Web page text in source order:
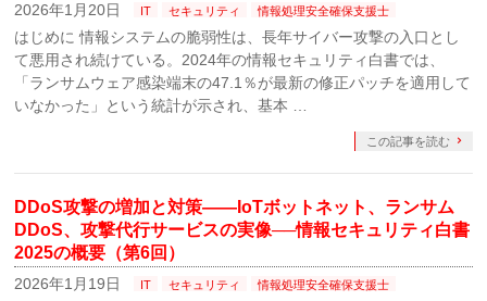
2026年1月20日 IT セキュリティ 情報処理安全確保支援士
はじめに 情報システムの脆弱性は、長年サイバー攻撃の入口とし
て悪用され続けている。2024年の情報セキュリティ白書では、
「ランサムウェア感染端末の47.1％が最新の修正パッチを適用して
いなかった」という統計が示され、基本 …
この記事を読む
DDoS攻撃の増加と対策――IoTボットネット、ランサム
DDoS、攻撃代行サービスの実像──情報セキュリティ白書
2025の概要（第6回）
2026年1月19日 IT セキュリティ 情報処理安全確保支援士